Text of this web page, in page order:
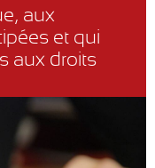
aux
et qui
aux droits